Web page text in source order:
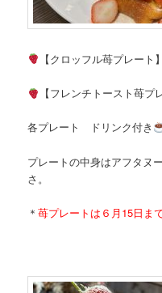
【クロッフル
【フレンチトースト苺プ
各プレート ドリンク付き
プレートの中身はアフタヌ
さ。
＊苺プレートは６月15日ま